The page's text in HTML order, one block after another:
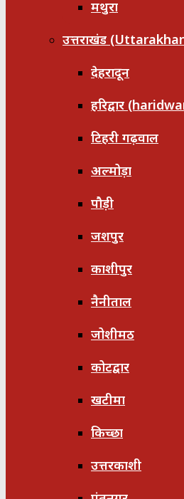
मथुरा
उत्तराखंड
देहरादून
हरिद्वार
टिहरी गढ़वाल
अल्मोड़ा
पौड़ी
जशपुर
काशीपुर
नैनीताल
जोशीमठ
कोटद्वार
खटीमा
किच्छा
उत्तरकाशी